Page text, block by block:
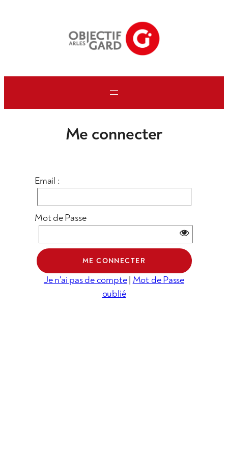
Me connecter
Email :
Mot de Passe
Je n'ai pas de compte | Mot de Passe
oublié